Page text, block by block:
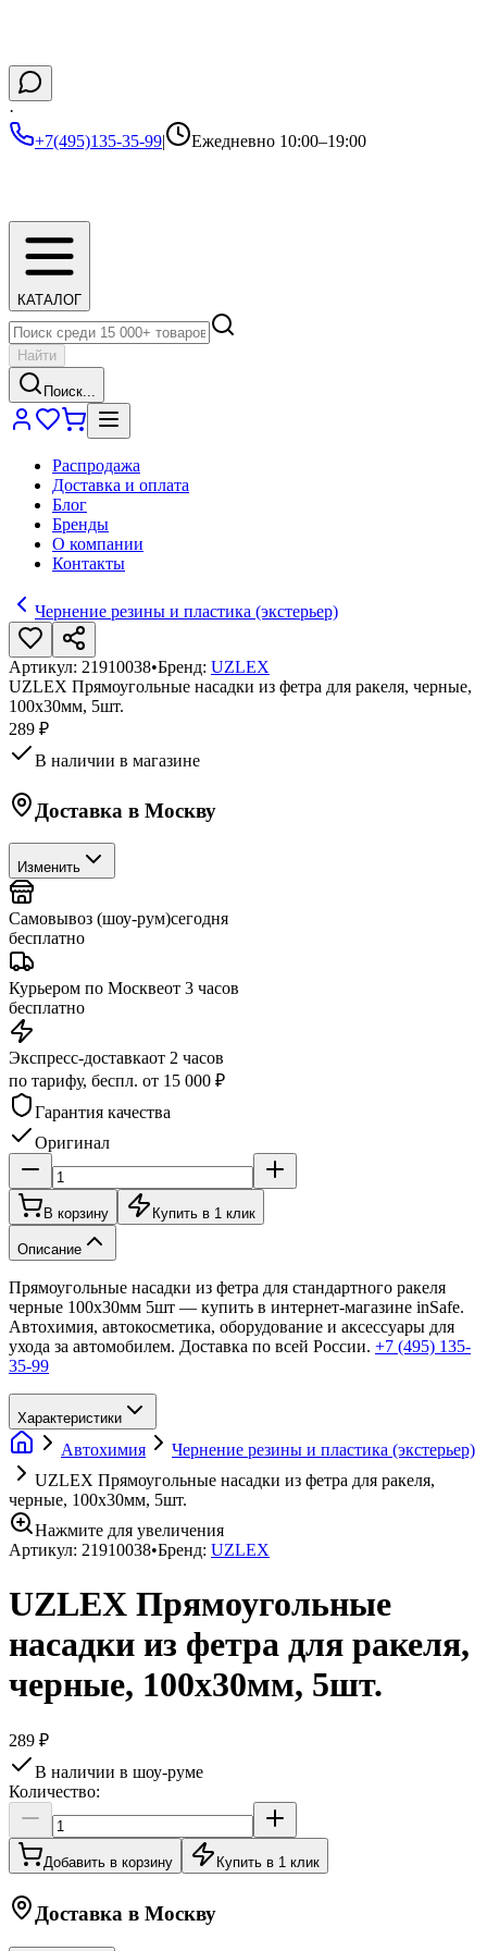
·
+7(495)135-35-99| Ежедневно 10:00–19:00
КАТАЛОГ
Найти
Поиск...
Распродажа
Доставка и оплата
Блог
Бренды
О компании
Контакты
Чернение резины и пластика (экстерьер)
Артикул: 21910038•Бренд: UZLEX
UZLEX Прямоугольные насадки из фетра для ракеля, черные,
100х30мм, 5шт.
289 ₽
В наличии в магазине
Доставка в Москву
Изменить
Самовывоз (шоу-рум)сегодня
бесплатно
Курьером по Москвеот 3 часов
бесплатно
Экспресс-доставкаот 2 часов
по тарифу, беспл. от 15 000 ₽
Гарантия качества
Оригинал
В корзину Купить в 1 клик
Описание
Прямоугольные насадки из фетра для стандартного ракеля
черные 100х30мм 5шт — купить в интернет-магазине inSafe.
Автохимия, автокосметика, оборудование и аксессуары для
ухода за автомобилем. Доставка по всей России. +7 (495) 135-
35-99
Характеристики
Автохимия
Чернение резины и пластика (экстерьер)
UZLEX Прямоугольные насадки из фетра для ракеля,
черные, 100х30мм, 5шт.
Нажмите для увеличения
Артикул: 21910038•Бренд: UZLEX
UZLEX Прямоугольные
насадки из фетра для ракеля,
черные, 100х30мм, 5шт.
289 ₽
В наличии в шоу-руме
Количество:
Добавить в корзину Купить в 1 клик
Доставка в Москву